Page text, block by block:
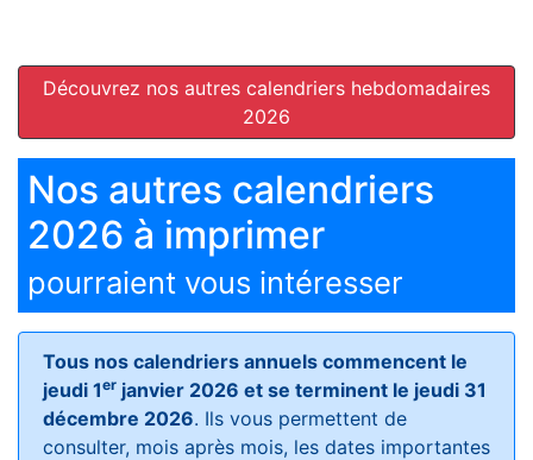
Découvrez nos autres calendriers hebdomadaires
2026
Nos autres calendriers
2026 à imprimer
pourraient vous intéresser
Tous nos calendriers annuels commencent le
jeudi 1er janvier 2026 et se terminent le jeudi 31
décembre 2026. Ils vous permettent de
consulter, mois après mois, les dates importantes